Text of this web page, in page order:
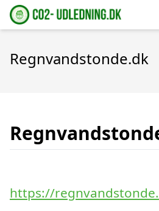
Regnvandstonde.dk
https://